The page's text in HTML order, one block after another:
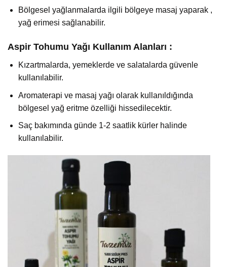
Bölgesel yağlanmalarda ilgili bölgeye masaj yaparak ,
yağ erimesi sağlanabilir.
Aspir Tohumu Yağı Kullanım Alanları :
Kızartmalarda, yemeklerde ve salatalarda güvenle
kullanılabilir.
Aromaterapi ve masaj yağı olarak kullanıldığında
bölgesel yağ eritme özelliği hissedilecektir.
Saç bakımında günde 1-2 saatlik kürler halinde
kullanılabilir.